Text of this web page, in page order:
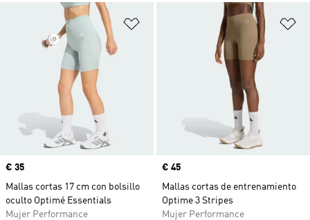
Añadir a la lista de deseos
Precio
€ 35
Mallas cortas 17 cm con bolsillo
oculto Optimé Essentials
Mujer Performance
Precio
€ 45
Mallas cortas de entrenamiento
Optime 3 Stripes
Mujer Performance